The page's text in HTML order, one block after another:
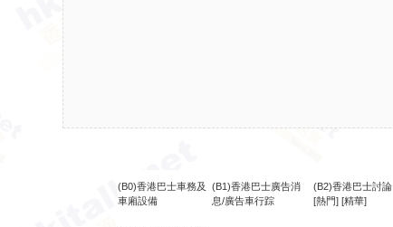
(B0)香港巴士車務及
車廂設備
(B1)香港巴士廣告消
息/廣告車行踪
(B2)香港巴士討論
[熱門] [精華]